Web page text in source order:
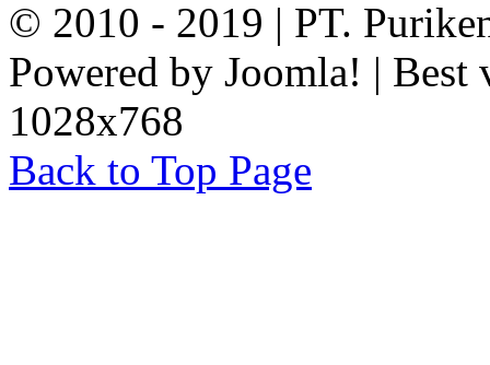
© 2010 - 2019 | PT.
Powered by Joomla! |
1028x768
Back to Top Page